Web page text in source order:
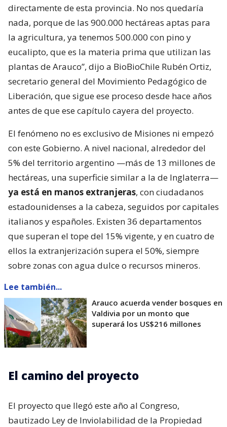
directamente de esta provincia. No nos quedaría
nada, porque de las 900.000 hectáreas aptas para
la agricultura, ya tenemos 500.000 con pino y
eucalipto, que es la materia prima que utilizan las
plantas de Arauco”, dijo a BioBioChile Rubén Ortiz,
secretario general del Movimiento Pedagógico de
Liberación, que sigue ese proceso desde hace años
antes de que ese capítulo cayera del proyecto.
El fenómeno no es exclusivo de Misiones ni empezó
con este Gobierno. A nivel nacional, alrededor del
5% del territorio argentino —más de 13 millones de
hectáreas, una superficie similar a la de Inglaterra—
ya está en manos extranjeras, con ciudadanos
estadounidenses a la cabeza, seguidos por capitales
italianos y españoles. Existen 36 departamentos
que superan el tope del 15% vigente, y en cuatro de
ellos la extranjerización supera el 50%, siempre
sobre zonas con agua dulce o recursos mineros.
Lee también...
Arauco acuerda vender bosques en
Valdivia por un monto que
superará los US$216 millones
El camino del proyecto
El proyecto que llegó este año al Congreso,
bautizado Ley de Inviolabilidad de la Propiedad